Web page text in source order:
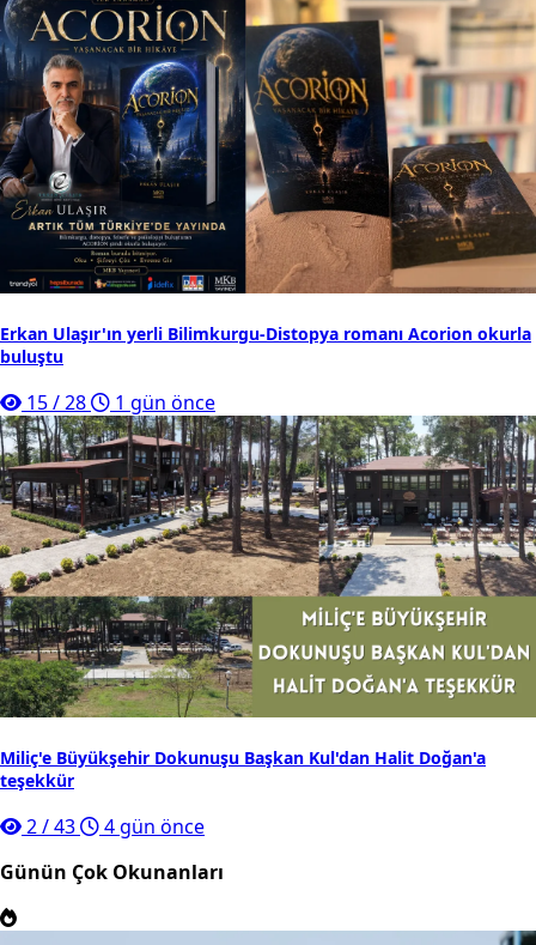
Erkan Ulaşır'ın yerli Bilimkurgu-Distopya romanı Acorion okurla
buluştu
15/28 1 gün önce
Miliç'e Büyükşehir Dokunuşu Başkan Kul'dan Halit Doğan'a
teşekkür
2/43
4 gün önce
Günün Çok Okunanları